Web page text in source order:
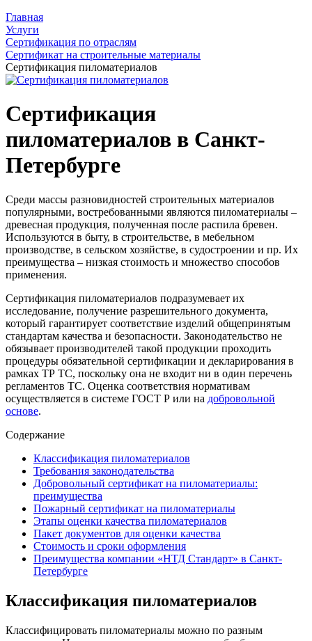
Главная
Услуги
Сертификация по отраслям
Сертификат на строительные материалы
Сертификация пиломатериалов
Сертификация
пиломатериалов в Санкт-
Петербурге
Среди массы разновидностей строительных материалов
популярными, востребованными являются пиломатериалы –
древесная продукция, полученная после распила бревен.
Используются в быту, в строительстве, в мебельном
производстве, в сельском хозяйстве, в судостроении и пр. Их
преимущества – низкая стоимость и множество способов
применения.
Сертификация пиломатериалов подразумевает их
исследование, получение разрешительного документа,
который гарантирует соответствие изделий общепринятым
стандартам качества и безопасности. Законодательство не
обязывает производителей такой продукции проходить
процедуры обязательной сертификации и декларирования в
рамках ТР ТС, поскольку она не входит ни в один перечень
регламентов ТС. Оценка соответствия нормативам
осуществляется в системе ГОСТ Р или на добровольной
основе.
Содержание
Классификация пиломатериалов
Требования законодательства
Добровольный сертификат на пиломатериалы:
преимущества
Пожарный сертификат на пиломатериалы
Этапы оценки качества пиломатериалов
Пакет документов для оценки качества
Стоимость и сроки оформления
Преимущества компании «НТД Стандарт» в Санкт-
Петербурге
Классификация пиломатериалов
Классифицировать пиломатериалы можно по разным